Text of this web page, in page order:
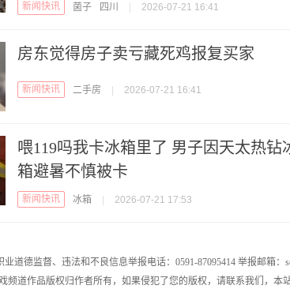
新闻快讯 菌子 四川 2026-07-21 16:41
房东觉得房子卖亏藏死鸡报复买家
新闻快讯 二手房 2026-07-21 16:41
喂119吗我卡冰箱里了 男子因天太热钻
箱避暑不慎被卡
新闻快讯 冰箱 2026-07-21 17:53
业道德监督、违法和不良信息举报电话：0591-87095414 举报邮箱：
频道作品版权归作者所有，如果侵犯了您的版权，请联系我们，本